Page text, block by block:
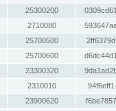
25300200
2710080
25700500
25700600
23300320
2310010
23900620